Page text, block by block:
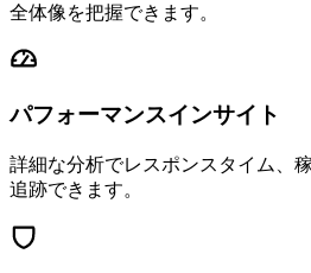
全体像を把握できます。
パフォーマンスインサイト
詳細な分析でレスポンスタイム、
追跡できます。